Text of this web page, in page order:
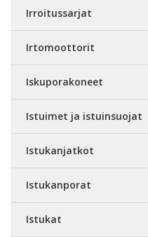
Irroitussarjat
Irtomoottorit
Iskuporakoneet
Istuimet ja istuinsuojat
Istukanjatkot
Istukanporat
Istukat